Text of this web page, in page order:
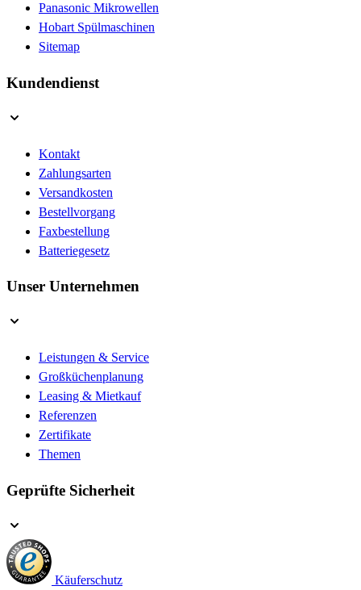
Panasonic Mikrowellen
Hobart Spülmaschinen
Sitemap
Kundendienst
Kontakt
Zahlungsarten
Versandkosten
Bestellvorgang
Faxbestellung
Batteriegesetz
Unser Unternehmen
Leistungen & Service
Großküchenplanung
Leasing & Mietkauf
Referenzen
Zertifikate
Themen
Geprüfte Sicherheit
Käuferschutz